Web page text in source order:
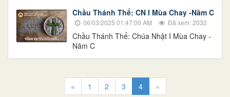
Chầu Thánh Thể: CN I Mùa Chay -Năm C
06/03/2025 01:47:00 AM Đã xem: 2032
Chầu Thánh Thể: Chúa Nhật I Mùa Chay -
Năm C
« 1 2 3 4 »